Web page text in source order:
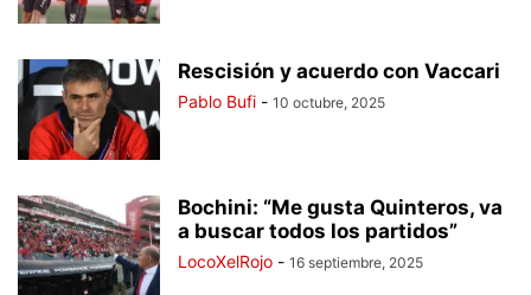
Rescisión y acuerdo con Vaccari
Pablo Bufi - 10 octubre, 2025
Bochini: “Me gusta Quinteros, va
a buscar todos los partidos”
LocoXelRojo - 16 septiembre, 2025